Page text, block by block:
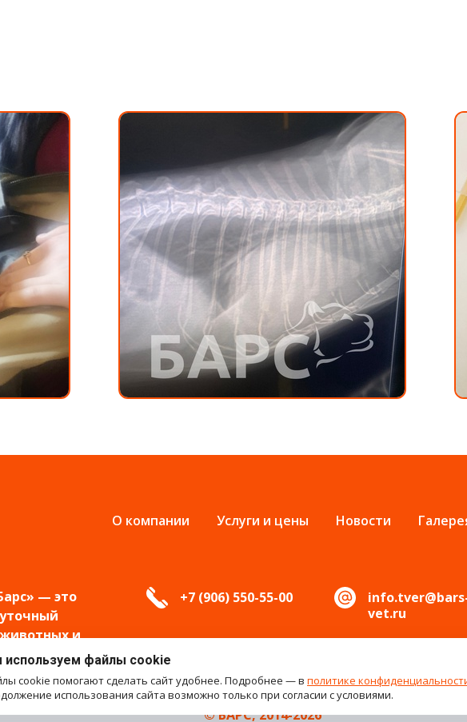
О компании Услуги и цены Новости
— это
и
+7 (906) 550-55-00
vet.ru
© БАРС, 2014-2026
файлы cookie
cookie помогают сделать сайт удобнее. Подробнее — в политике
использования сайта возможно только при согласии с условиями.